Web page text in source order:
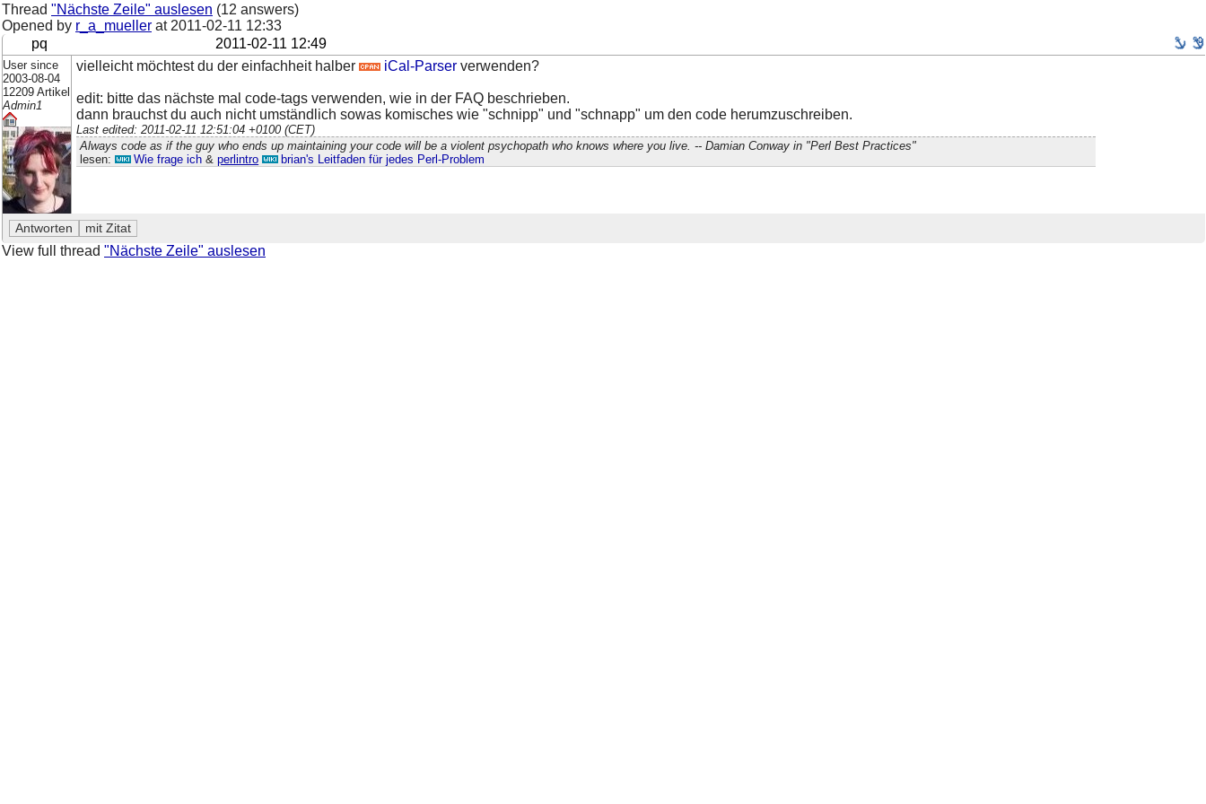
Thread "Nächste Zeile" auslesen (12 answers)
Opened by r_a_mueller at 2011-02-11 12:33
pq
2011-02-11 12:49
User since
2003-08-04
12209 Artikel
Admin1
vielleicht möchtest du der einfachheit halber iCal-Parserverwenden?
edit: bitte das nächste mal code-tags verwenden, wie in der FAQ beschrieben.
dann brauchst du auch nicht umständlich sowas komisches wie "schnipp" und "schnapp" um den code herumzuschreiben.
Last edited: 2011-02-11 12:51:04 +0100 (CET)
Always code as if the guy who ends up maintaining your code will be a violent psychopath who knows where you live. -- Damian Conway in "Perl Best Practices"
lesen:
Wie frage ich &perlintro brian's Leitfaden für jedes Perl-Problem
View full thread "Nächste Zeile" auslesen